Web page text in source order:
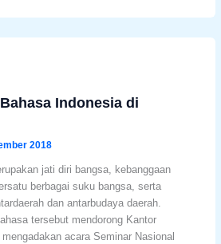
Indonesia di
2018
jati diri bangsa, kebanggaan
berbagai suku bangsa, serta
dan antarbudaya daerah.
tersebut mendorong Kantor
acara Seminar Nasional